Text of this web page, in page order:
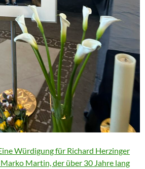
Würdigung für Richard Herzinger
Martin, der über 30 Jahre lang